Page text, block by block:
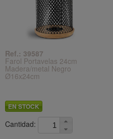
Ref.: 39587
Farol Portavelas 24cm
Madera/metal Negro
Ø16x24cm
EN STOCK
Cantidad: